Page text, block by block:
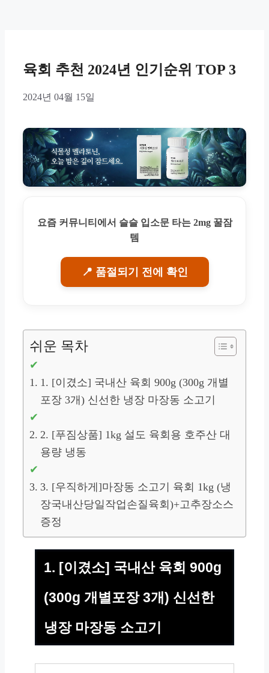
육회 추천 2024년 인기순위 TOP 3
2024년 04월 15일
요즘 커뮤니티에서 슬슬 입소문 타는 2mg 꿀잠
템
📍 품절되기 전에 확인
쉬운 목차
1. [이겼소] 국내산 육회 900g (300g 개별
포장 3개) 신선한 냉장 마장동 소고기
2. [푸짐상품] 1kg 설도 육회용 호주산 대
용량 냉동
3. [우직하게]마장동 소고기 육회 1kg (냉
장국내산당일작업손질육회)+고추장소스
증정
1. [이겼소] 국내산 육회 900g
(300g 개별포장 3개) 신선한
냉장 마장동 소고기